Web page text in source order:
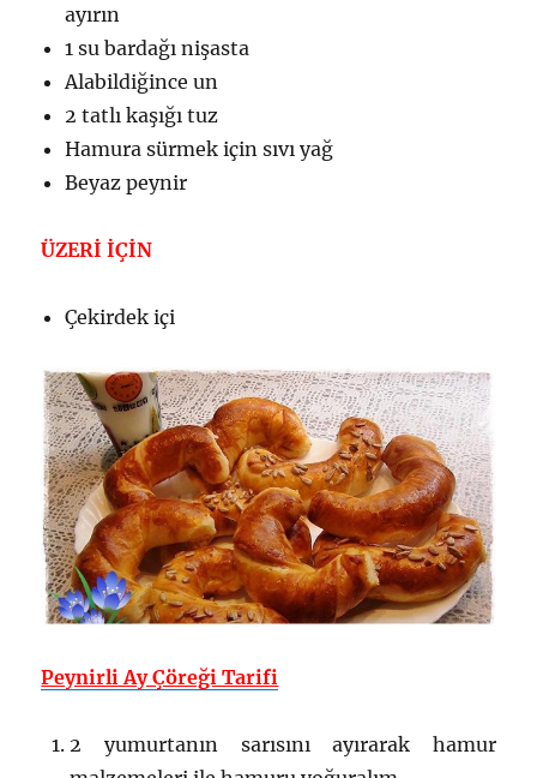
ayırın
1 su bardağı nişasta
Alabildiğince un
2 tatlı kaşığı tuz
Hamura sürmek için sıvı yağ
Beyaz peynir
ÜZERİ İÇİN
Çekirdek içi
Peynirli Ay Çöreği Tarifi
2 yumurtanın sarısını ayırarak hamur